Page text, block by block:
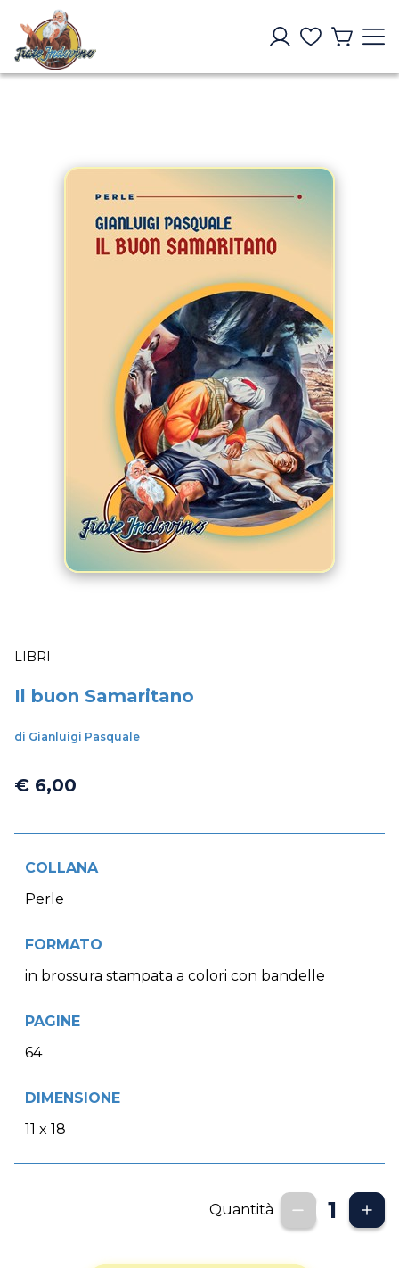
LIBRI
Il buon Samaritano
di Gianluigi Pasquale
€ 6,00
COLLANA
Perle
FORMATO
in brossura stampata a colori con bandelle
PAGINE
64
DIMENSIONE
11 x 18
Quantità